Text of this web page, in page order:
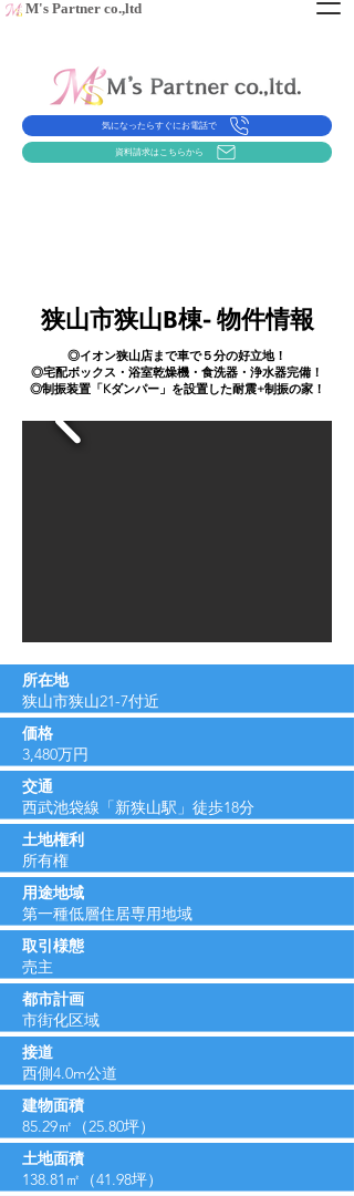
​M's Partner co.,ltd
気になったらすぐにお電話で
資料請求はこちらから
狭山市狭山B棟- 物件情報
​◎イオン狭山店まで車で５分の好立地！
◎宅配ボックス・浴室乾燥機・食洗器・浄水器完備！
​◎制振装置「Kダンパー」を設置した耐震+制振の家！
所在地
狭山市狭山21-7付近
価格
​3,480万円
交通
西武池袋線「新狭山駅」徒歩18分
​土地権利
​所有権
用途地域
​第一種低層住居専用地域
取引様態
売主
都市計画
​市街化区域
​接道
西側4.0m公道
建物面積
85.29​㎡（25.80坪）
土地面積
138.81㎡（41.98坪）